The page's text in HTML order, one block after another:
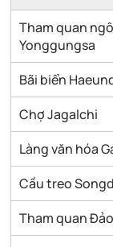
Tham quan
Yonggungsa
Bãi biển
Chợ Jagalchi
Làng văn hóa
Cầu treo
Tham quan